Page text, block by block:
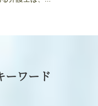
ーワード